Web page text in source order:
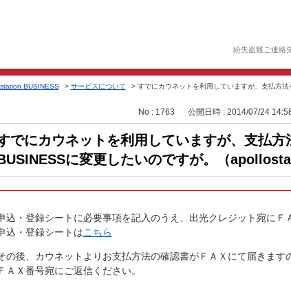
紛失盗難ご連絡
BUSINESS > サービスについて > すでにカウネットを利用していますが、支払方法
No : 1763 公開日時 : 2014/07/24
でにカウネットを利用していますが、支払
に変更したいのですが。（
込・登録シートに必要事項を記入のうえ、出光クレジット宛にＦ
込・登録シートはこちら
の後、カウネットよりお支払方法の確認書がＦＡＸにて届きま
ＦＡＸ番号宛にご返信ください。